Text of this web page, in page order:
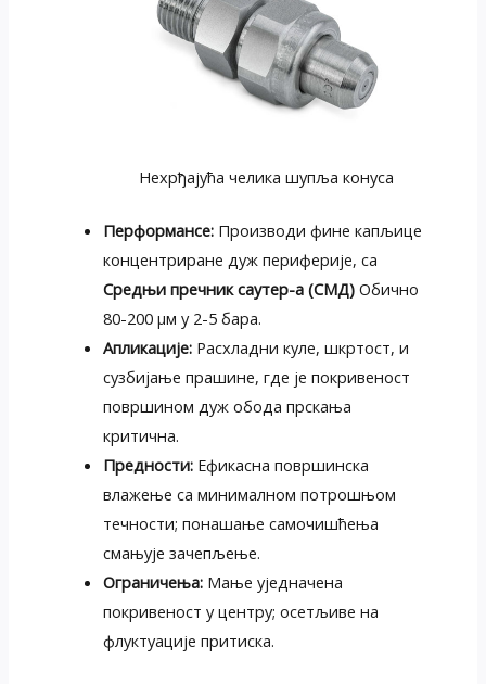
Нехрђајућа челика шупља конуса
Перформансе: Производи фине капљице
концентриране дуж периферије, са
Средњи пречник саутер-а (СМД) Обично
80-200 μм у 2-5 бара.
Апликације: Расхладни куле, шкртост, и
сузбијање прашине, где је покривеност
површином дуж обода прскања
критична.
Предности: Ефикасна површинска
влажење са минималном потрошњом
течности; понашање самочишћења
смањује зачепљење.
Ограничења: Мање уједначена
покривеност у центру; осетљиве на
флуктуације притиска.